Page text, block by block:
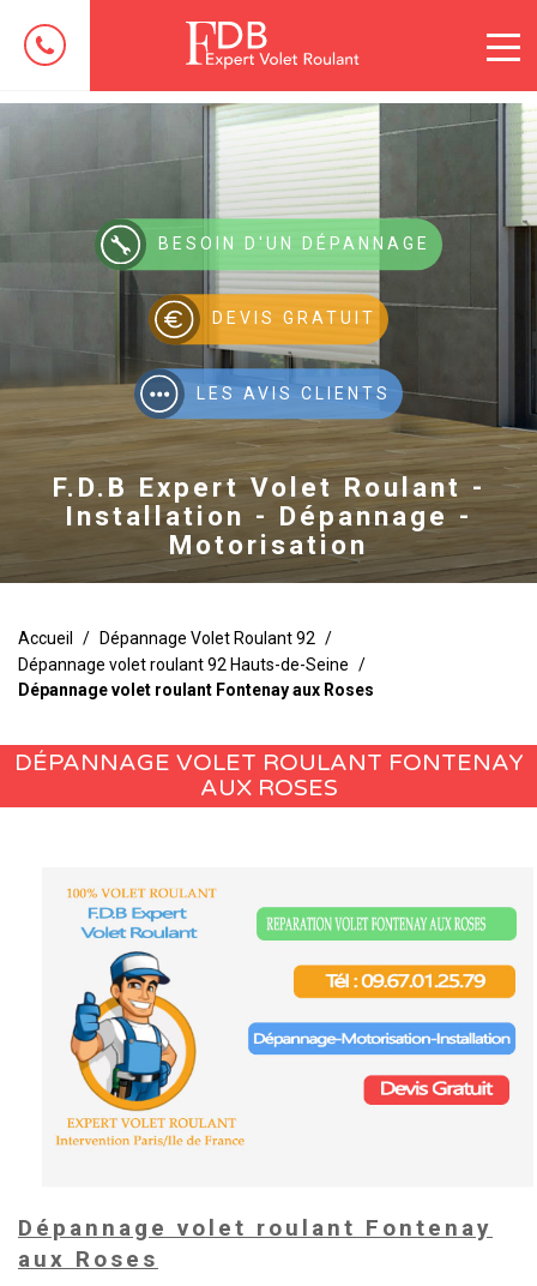
BESOIN D'UN DÉPANNAGE
DEVIS GRATUIT
LES AVIS CLIENTS
F.D.B Expert Volet Roulant -
Installation - Dépannage -
Motorisation
Accueil / Dépannage Volet Roulant 92 /
Dépannage volet roulant 92 Hauts-de-Seine /
Dépannage volet roulant Fontenay aux Roses
DÉPANNAGE VOLET ROULANT FONTENAY
AUX ROSES
Dépannage volet roulant Fontenay
aux Roses